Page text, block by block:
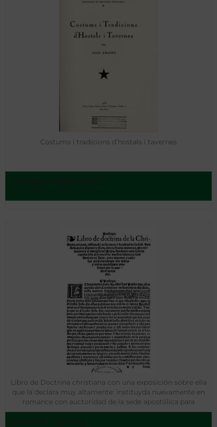
Costums i tradicions d’hostals i tavernes
Libro de Doctrina christiana con una exposición sobre ella
que la declara muy altamente: instituyda nuevamente en
romance con auctoridad de la sede apostólica para
instruicion de los niños y moços: juntamente con otro